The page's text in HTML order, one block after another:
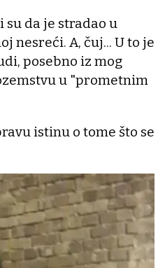
su da je stradao u
nesreći. A, čuj... U to je
posebno iz mog
u "prometnim
istinu o tome što se